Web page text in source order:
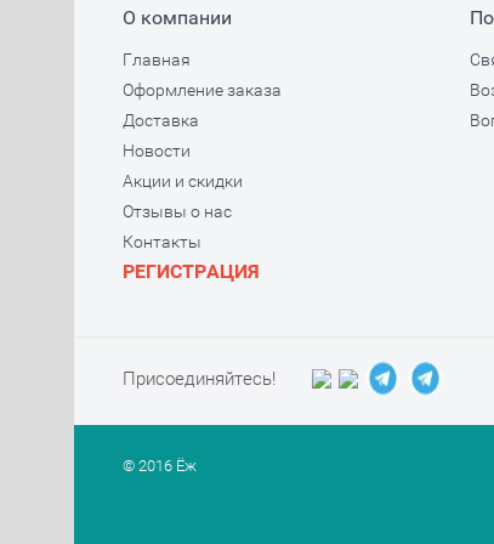
О компании
Главная
Оформление заказа
Доставка
Новости
Акции и скидки
Отзывы о нас
Контакты
РЕГИСТРАЦИЯ
Присоединяйтесь!
© 2016 Ёж